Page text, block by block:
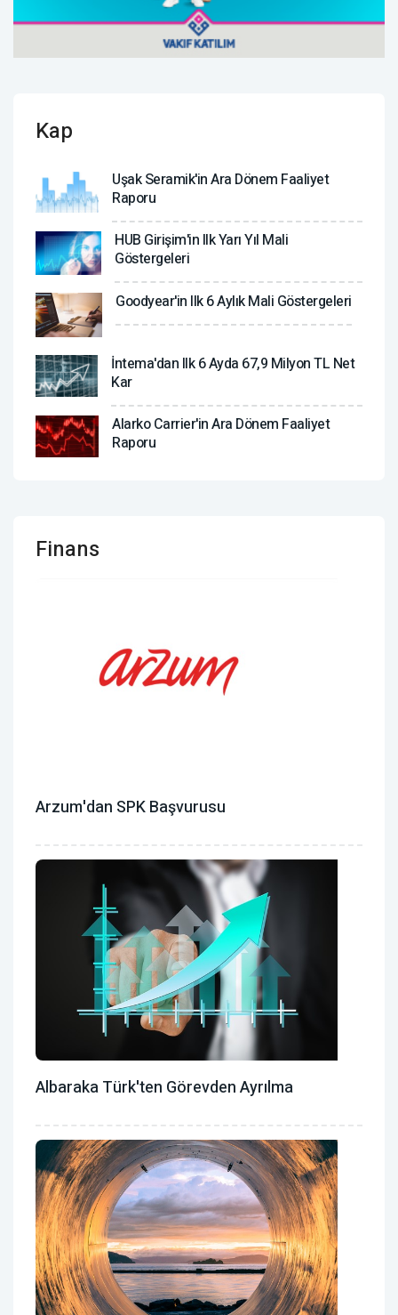
Kap
Uşak Seramik'in Ara Dönem Faaliyet
Raporu
HUB Girişim'in Ilk Yarı Yıl Mali
Göstergeleri
Goodyear'in Ilk 6 Aylık Mali Göstergeleri
İntema'dan Ilk 6 Ayda 67,9 Milyon TL Net
Kar
Alarko Carrier'in Ara Dönem Faaliyet
Raporu
Finans
Arzum'dan SPK Başvurusu
Albaraka Türk'ten Görevden Ayrılma